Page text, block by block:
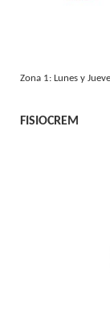
Zona 1: Lunes y
FISIOCREM